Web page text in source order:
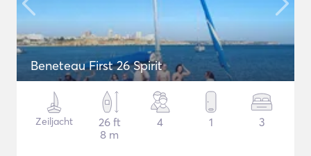
Beneteau First 26 Spirit
Zeiljacht
26 ft
8 m
4 1 3